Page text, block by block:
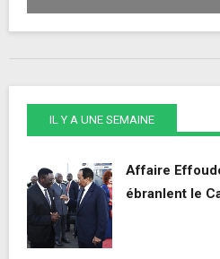
IL Y A UNE SEMAINE
Affaire
ébranlent le